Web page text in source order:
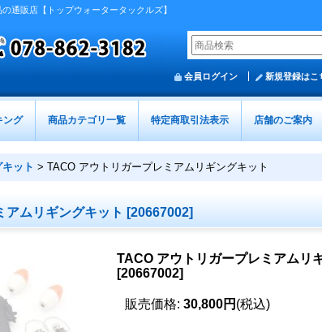
通販店【トップウォータータックルズ】
会員ログイン 新規登録はこ
ング 商品カテゴリ一覧 特定商取引法表示 店舗のご案内
キット > TACO アウトリガープレミアムリギングキット
アムリギングキット [20667002]
TACO アウトリガープレミアムリ
[20667002]
販売価格: 30,800円 (税込)